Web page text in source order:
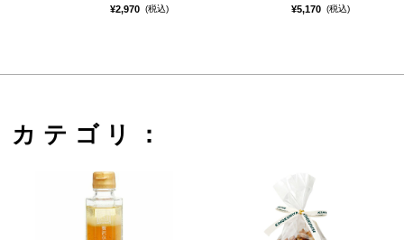
¥2,970 (税込) ¥5,170 (税込)
カテゴリ：